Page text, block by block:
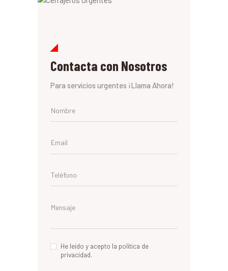
Contacta con Nosotros
Para servicios urgentes ¡Llama Ahora!
He leído y acepto la política de
privacidad.